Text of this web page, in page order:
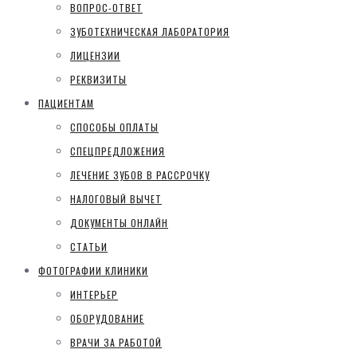
ВОПРОС-ОТВЕТ
ЗУБОТЕХНИЧЕСКАЯ ЛАБОРАТОРИЯ
ЛИЦЕНЗИИ
РЕКВИЗИТЫ
ПАЦИЕНТАМ
СПОСОБЫ ОПЛАТЫ
СПЕЦПРЕДЛОЖЕНИЯ
ЛЕЧЕНИЕ ЗУБОВ В РАССРОЧКУ
НАЛОГОВЫЙ ВЫЧЕТ
ДОКУМЕНТЫ ОНЛАЙН
СТАТЬИ
ФОТОГРАФИИ КЛИНИКИ
ИНТЕРЬЕР
ОБОРУДОВАНИЕ
ВРАЧИ ЗА РАБОТОЙ